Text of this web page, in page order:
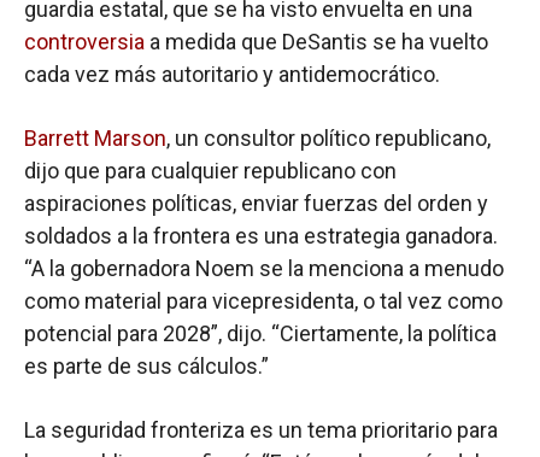
guardia estatal, que se ha visto envuelta en una
controversia a medida que DeSantis se ha vuelto
cada vez más autoritario y antidemocrático.
Barrett Marson, un consultor político republicano,
dijo que para cualquier republicano con
aspiraciones políticas, enviar fuerzas del orden y
soldados a la frontera es una estrategia ganadora.
“A la gobernadora Noem se la menciona a menudo
como material para vicepresidenta, o tal vez como
potencial para 2028”, dijo. “Ciertamente, la política
es parte de sus cálculos.”
La seguridad fronteriza es un tema prioritario para